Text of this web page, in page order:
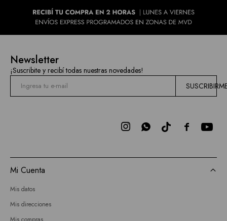
Newsletter
¡Suscribite y recibí todas nuestras novedades!

 
Mi Cuenta
Mis datos
Mis direcciones